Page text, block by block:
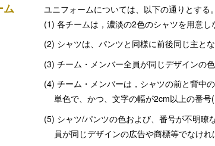
ム
ユニフォームについては、以下の通りとする。
各チームは，濃淡の2色のシャツを用意し
シャツは、パンツと同様に前後同じ主と
チーム・メンバー全員が同じデザインの
チーム・メンバーは，シャツの前と背中
単色で、かつ、文字の幅が2cm以上の番号
シャツ/パンツの色および、番号が不明瞭
員が同じデザインの広告や商標等でなけれ